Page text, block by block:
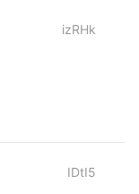
izRHk
IDtI5